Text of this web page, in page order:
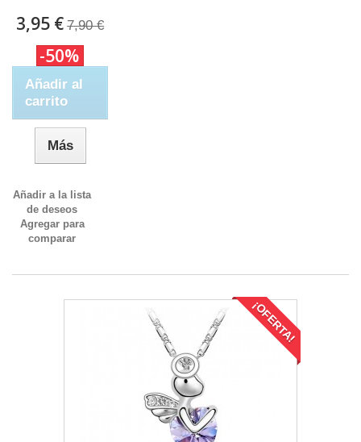
3,95 € 7,90 €
-50%
Añadir al
carrito
Más
Añadir a la lista
de deseos
Agregar para
comparar
¡OFERTA!